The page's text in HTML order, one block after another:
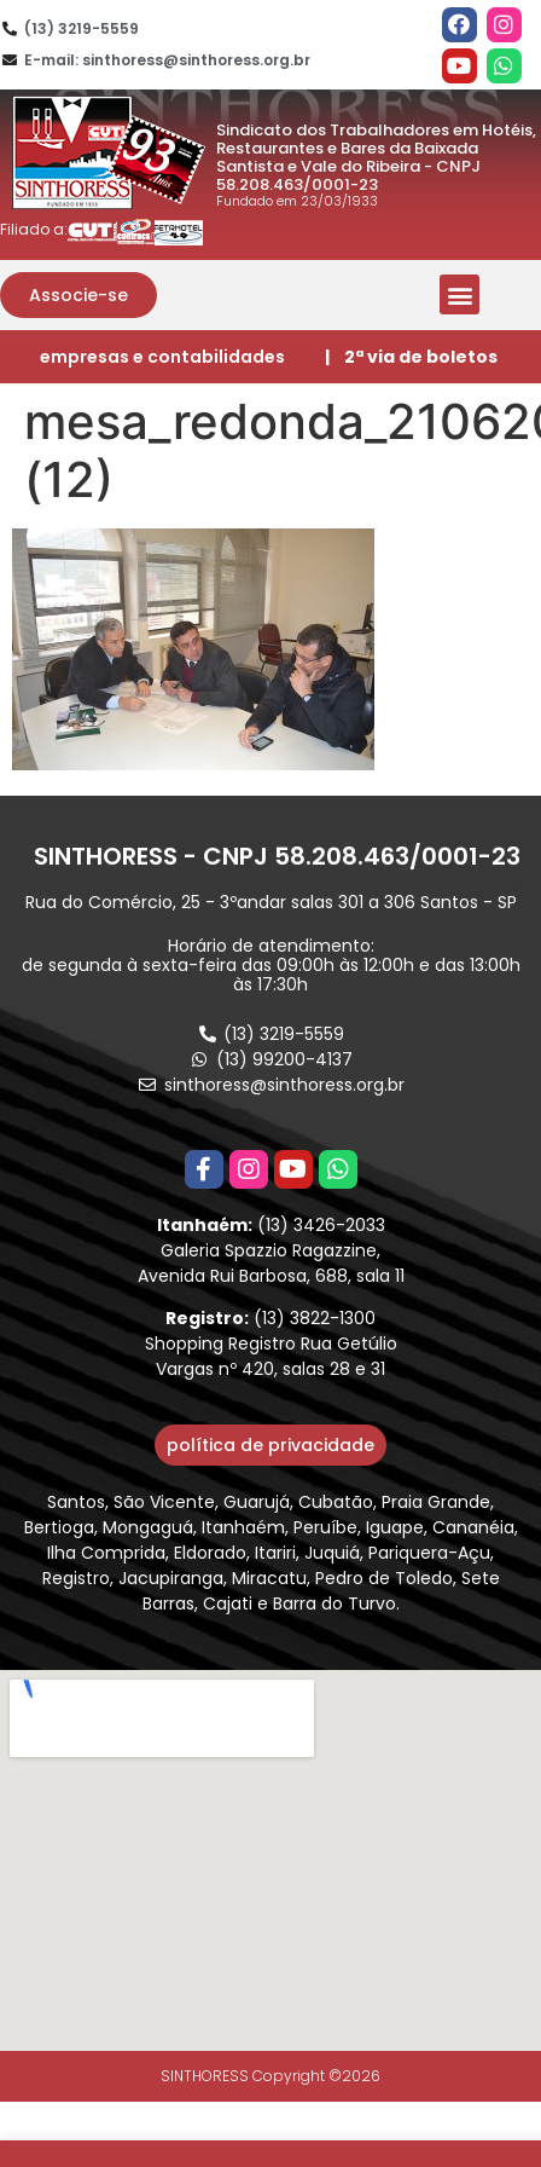
(13) 3219-5559
E-mail: sinthoress@sinthoress.org.br
Sindicato dos Trabalhadores em Hotéis,
Restaurantes e Bares da Baixada
Santista e Vale do Ribeira - CNPJ
58.208.463/0001-23
Fundado em 23/03/1933
Filiado a:
Associe-se
empresas e contabilidades | 2ª via de boletos
(12)
SINTHORESS - CNPJ 58.208.463/0001-23
Rua do Comércio, 25 - 3ºandar salas 301 a 306 Santos - SP
Horário de atendimento:
de segunda à sexta-feira das 09:00h às 12:00h e das 13:00h
às 17:30h
(13) 3219-5559
(13) 99200-4137
sinthoress@sinthoress.org.br
Itanhaém:(13) 3426-2033
Galeria Spazzio Ragazzine,
Avenida Rui Barbosa, 688, sala 11
Registro:(13) 3822-1300
Shopping Registro Rua Getúlio
Vargas nº 420, salas 28 e 31
política de privacidade
Santos, São Vicente, Guarujá, Cubatão, Praia Grande,
Bertioga, Mongaguá, Itanhaém, Peruíbe, Iguape, Cananéia,
Ilha Comprida, Eldorado, Itariri, Juquiá, Pariquera-Açu,
Registro, Jacupiranga, Miracatu, Pedro de Toledo, Sete
Barras, Cajati e Barra do Turvo.
SINTHORESS Copyright ©2026
Envie sua mensagem